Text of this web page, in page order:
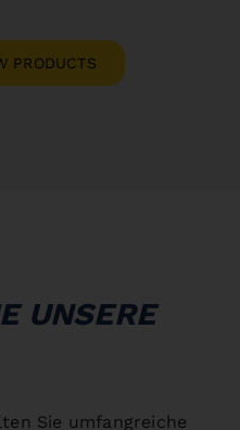
PRODUCTS
UNSERE
Sie umfangreiche